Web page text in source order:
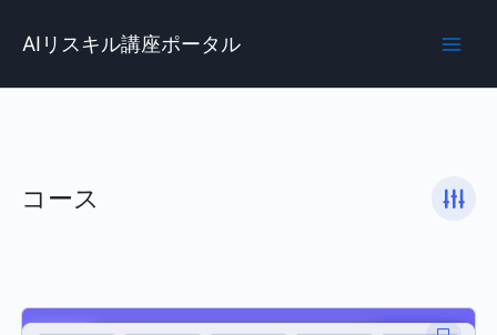
ス
AIリスキル講座ポータル
コース